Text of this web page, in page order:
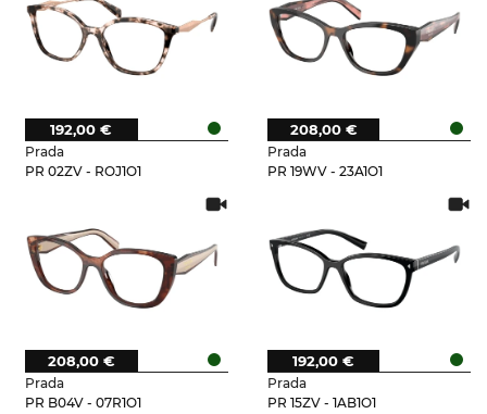
Prada
PR 02ZV - ROJ1O1
192,00 €
Prada
PR 19WV - 23A1O1
208,00 €
Prada
PR B04V - 07R1O1
208,00 €
Prada
PR 15ZV - 1AB1O1
192,00 €